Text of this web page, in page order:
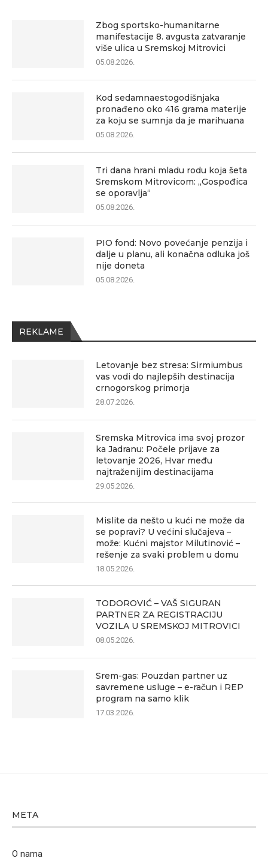
Zbog sportsko-humanitarne
manifestacije 8. avgusta zatvaranje
više ulica u Sremskoj Mitrovici
05.08.2026.
Kod sedamnaestogodišnjaka
pronađeno oko 416 grama materije
za koju se sumnja da je marihuana
05.08.2026.
Tri dana hrani mladu rodu koja šeta
Sremskom Mitrovicom: „Gospođica
se oporavlja“
05.08.2026.
PIO fond: Novo povećanje penzija i
dalje u planu, ali konačna odluka još
nije doneta
05.08.2026.
REKLAME
Letovanje bez stresa: Sirmiumbus
vas vodi do najlepših destinacija
crnogorskog primorja
28.07.2026.
Sremska Mitrovica ima svoj prozor
ka Jadranu: Počele prijave za
letovanje 2026, Hvar među
najtraženijim destinacijama
29.05.2026.
Mislite da nešto u kući ne može da
se popravi? U većini slučajeva –
može: Kućni majstor Milutinović –
rešenje za svaki problem u domu
18.05.2026.
TODOROVIĆ – VAŠ SIGURAN
PARTNER ZA REGISTRACIJU
VOZILA U SREMSKOJ MITROVICI
08.05.2026.
Srem-gas: Pouzdan partner uz
savremene usluge – e-račun i REP
program na samo klik
17.03.2026.
META
O nama